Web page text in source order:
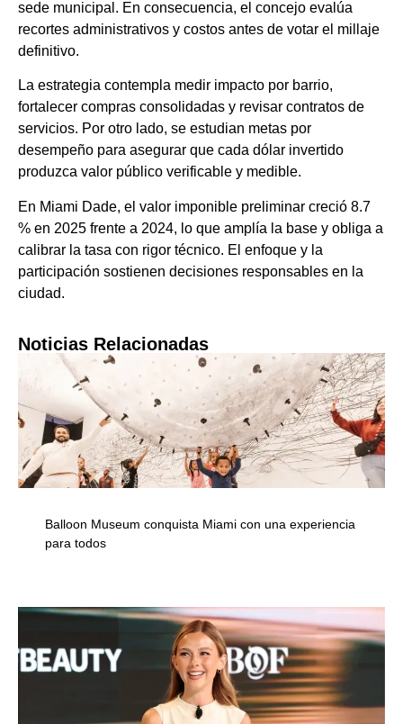
sede municipal. En consecuencia, el concejo evalúa
recortes administrativos y costos antes de votar el millaje
definitivo.
La estrategia contempla medir impacto por barrio,
fortalecer compras consolidadas y revisar contratos de
servicios. Por otro lado, se estudian metas por
desempeño para asegurar que cada dólar invertido
produzca valor público verificable y medible.
En Miami Dade, el valor imponible preliminar creció 8.7
% en 2025 frente a 2024, lo que amplía la base y obliga a
calibrar la tasa con rigor técnico. El enfoque y la
participación sostienen decisiones responsables en la
ciudad.
Noticias Relacionadas
Balloon Museum conquista Miami con una experiencia
para todos